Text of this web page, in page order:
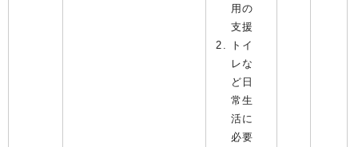
用の
支援
トイ
レな
ど日
常生
活に
必要